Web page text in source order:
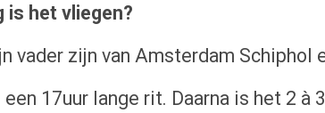
is het vliegen?
vader zijn van Amsterdam Schiphol
een 17uur lange rit. Daarna is het 2